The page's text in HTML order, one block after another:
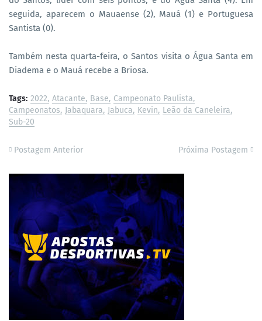
seguida, aparecem o Mauaense (2), Mauá (1) e Portuguesa
Santista (0).
Também nesta quarta-feira, o Santos visita o Água Santa em
Diadema e o Mauá recebe a Briosa.
Tags: 2022 Atacante Base Campeonato Paulista
Campeonatos Jabaquara Jabuca Kevin Leão da Caneleira
Sub-20
Postagem Anterior Próxima Postagem